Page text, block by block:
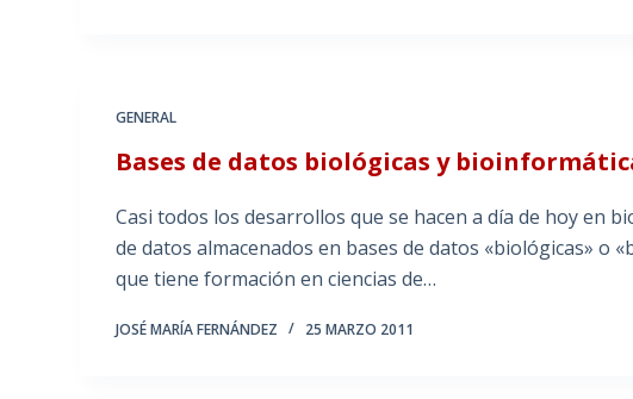
GENERAL
Bases de datos biológicas y
Casi todos los desarrollos que se hacen a día de hoy en
de datos almacenados en bases de datos «biológicas» o
que tiene formación en ciencias de…
JOSÉ MARÍA FERNÁNDEZ 25 MARZO 2011